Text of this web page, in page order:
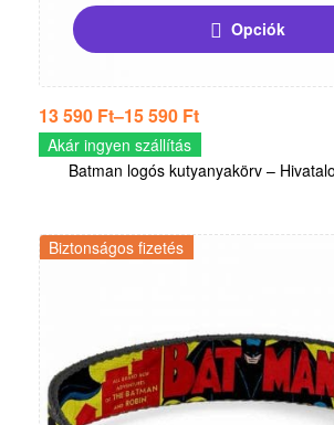
Opciók
13 590 Ft–15 590 Ft
Akár ingyen szállítás
Batman logós kutyanyakörv –
Biztonságos fizetés